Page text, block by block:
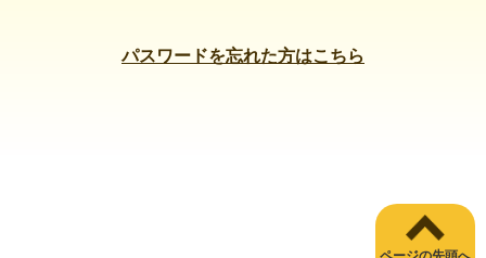
パスワードを忘れた方はこちら